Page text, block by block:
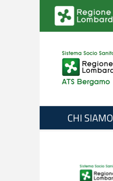
Salta al contenuto principale
CHI SIAMO